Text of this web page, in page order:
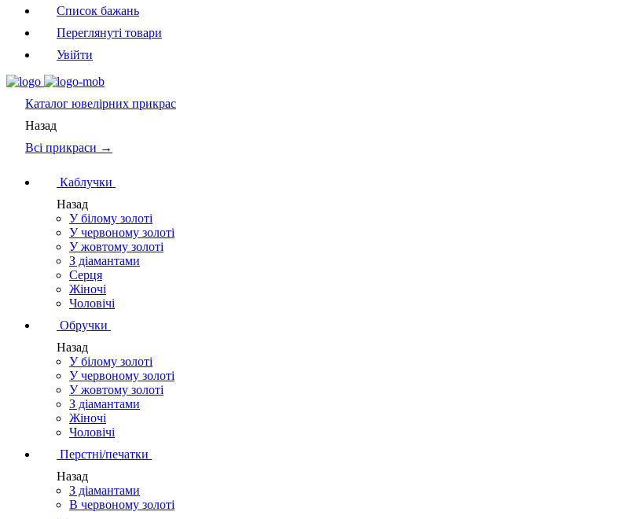
Список бажань
Переглянуті товари
Увійти
Каталог ювелірних прикрас
Назад
Всі прикраси →
Каблучки
Назад
У білому золоті
У червоному золоті
У жовтому золоті
З діамантами
Серця
Жіночі
Чоловічі
Обручки
Назад
У білому золоті
У червоному золоті
У жовтому золоті
З діамантами
Жіночі
Чоловічі
Перстні/печатки
Назад
З діамантами
В червоному золоті